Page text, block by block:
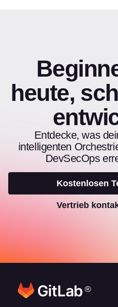
heute,
Entdecke, was
intelligenten
DevSecOps
Kostenlosen
Vertrieb
®